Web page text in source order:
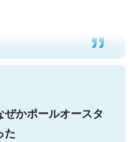
・ヌートバー
かポールオースタ